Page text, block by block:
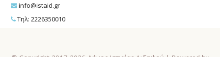
info@istaid.gr
Τηλ: 2226350010